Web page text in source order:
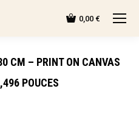
0,00 €
CM – PRINT ON CANVAS
POUCES